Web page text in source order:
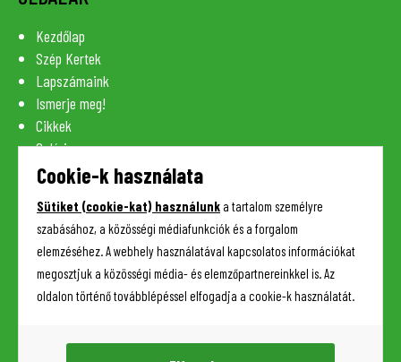
Kezdőlap
Szép Kertek
Lapszámaink
Ismerje meg!
Cikkek
Galéria
Szaknévsor
Kapcsolat
HASZNOS INFORMÁCIÓK
Impresszum
Cookie-k használata
Sütiket (cookie-kat) használunk a tartalom személyre
szabásához, a közösségi médiafunkciók és a forgalom
elemzéséhez. A webhely használatával kapcsolatos információkat
megosztjuk a közösségi média- és elemzőpartnereinkkel is. Az
oldalon történő továbblépéssel elfogadja a cookie-k használatát.